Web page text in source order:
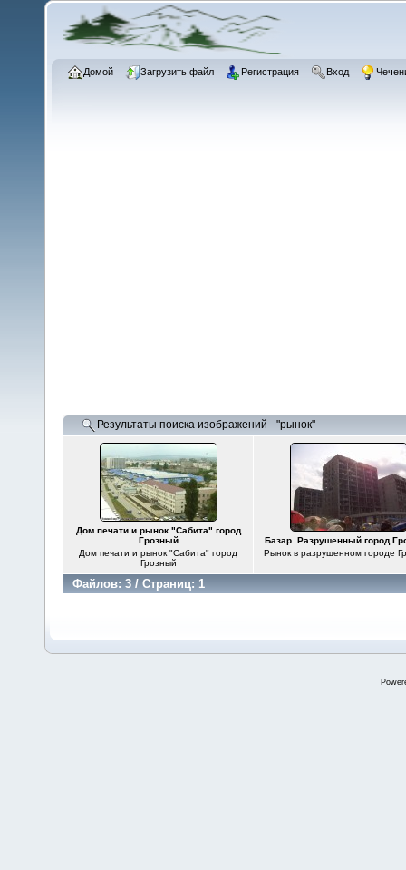
Домой Загрузить файл Регистрация Вход
Результаты поиска изображений - "рынок"
Дом печати и рынок "Сабита" город
Грозный
Дом печати и рынок "Сабита" город
Грозный
Базар. Разрушенный город
Рынок в разрушенном городе
Файлов: 3 / Страниц: 1